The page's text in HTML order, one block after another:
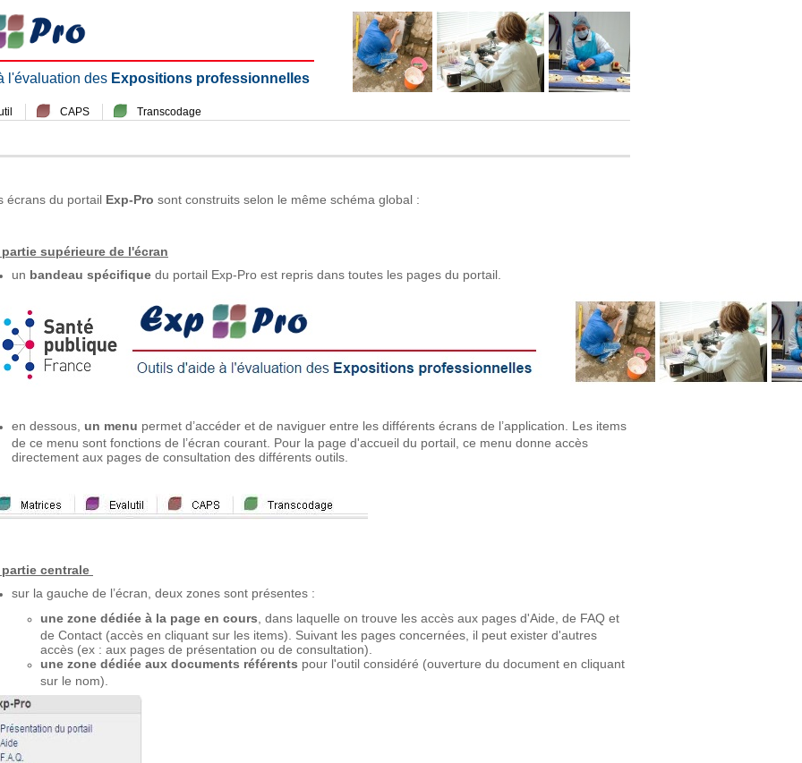
l'évaluation des Expositions professionnelles
CAPS Transcodage
écrans du portail Exp-Pro sont construits selon le même schéma global :
supérieure de l'écran
un bandeau spécifique du portail Exp-Pro est repris dans toutes les pages du portail.
en dessous, un menu permet d’accéder et de naviguer entre les différents écrans de l’application. Les items
de ce menu sont fonctions de l’écran courant. Pour la page d'accueil du portail, ce menu donne accès
directement aux pages de consultation des différents outils.
centrale
sur la gauche de l’écran, deux zones sont présentes :
une zone dédiée à la page en cours , dans laquelle on trouve les accès aux pages d'Aide, de FAQ et
de Contact (accès en cliquant sur les items). Suivant les pages concernées, il peut exister d'autres
accès (ex : aux pages de présentation ou de consultation).
une zone dédiée aux documents référents pour l'outil considéré (ouverture du document en cliquant
sur le nom).